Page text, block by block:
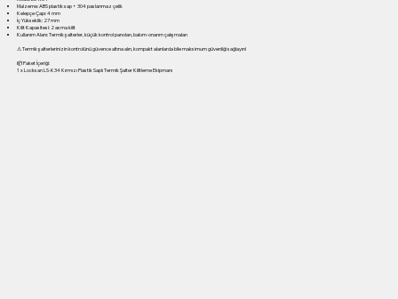
Malzeme: ABS plastik sap + 304 paslanmaz çelik
Kelepçe Çapı: 4 mm
İç Yükseklik: 27 mm
Kilit Kapasitesi: 2 asma kilit
Kullanım Alanı: Termik şalterler, küçük kontrol panoları, bakım-onarım çalışmaları
⚠ Termik şalterlerinizin kontrolünü güvence altına alın, kompakt alanlarda bile maksimum güvenliği sağlayın!
📦 Paket İçeriği:
1 x Locksan LS-K34 Kırmızı Plastik Saplı Termik Şalter Kilitleme Ekipmanı